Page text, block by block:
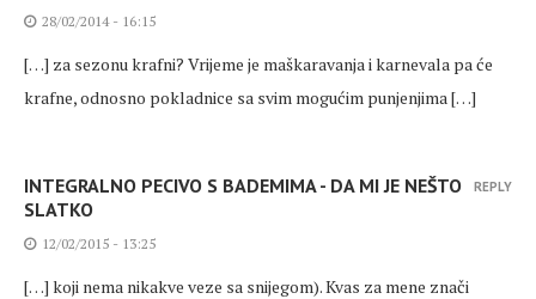
28/02/2014 - 16:15
[…] za sezonu krafni? Vrijeme je maškaravanja i karnevala pa će
krafne, odnosno pokladnice sa svim mogućim punjenjima […]
INTEGRALNO PECIVO S BADEMIMA - DA MI JE NEŠTO
SLATKO
12/02/2015 - 13:25
[…] koji nema nikakve veze sa snijegom). Kvas za mene znači
REPLY